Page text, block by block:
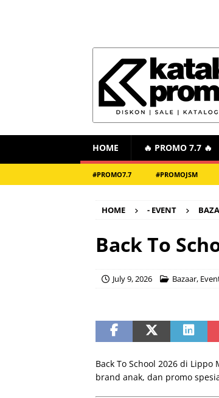
HOME 🔥 PROMO 7.7 🔥
#PROMO7.7 #PROMOJSM
HOME - EVENT
Back To
July 9, 2026 Bazaar,
Back To School 2026 di
brand anak, dan promo